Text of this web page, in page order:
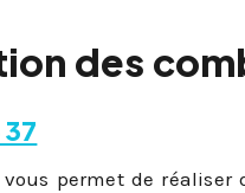
des
permet de réaliser